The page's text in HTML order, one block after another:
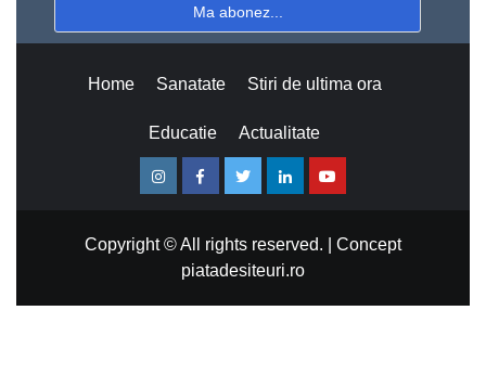
Home Sanatate Stiri de ultima ora
Educatie Actualitate
InstagramFacebookTwitterLinkedinYoutube
Copyright © All rights reserved.
Concept
piatadesiteuri.ro